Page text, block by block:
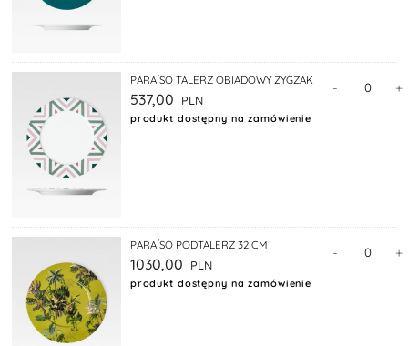
PARAÍSO TALERZ OBIADOWY ZYGZAK
537,00
produkt dostępny na zamówienie
- +
PARAÍSO PODTALERZ 32 CM
1030,00
produkt dostępny na zamówienie
- +